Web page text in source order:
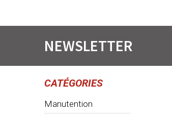
NEWSLETTER
CATÉGORIES
Manutention